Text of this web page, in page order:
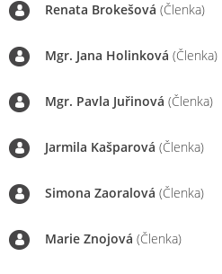
Renata Brokešová (Členka)
Mgr. Jana Holinková (Členka)
Mgr. Pavla Juřinová (Členka)
Jarmila Kašparová (Členka)
Simona Zaoralová (Členka)
Marie Znojová (Členka)